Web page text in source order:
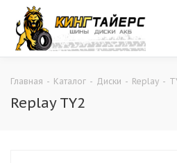
Главная - Каталог - Диски - Replay -
Replay TY2